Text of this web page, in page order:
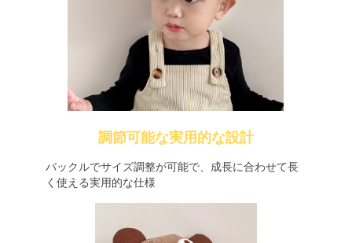
調節可能な実用的な設計
バックルでサイズ調整が可能で、成長に合わせて長
く使える実用的な仕様